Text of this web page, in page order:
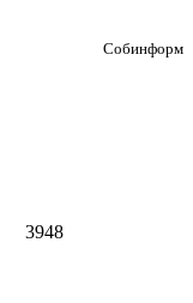
Собинформ
3948